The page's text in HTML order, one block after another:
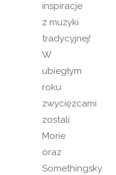
inspiracje
z muzyki
tradycyjnej!
W
ubiegłym
roku
zwycięzcami
zostali
Morie
oraz
Somethingsky.